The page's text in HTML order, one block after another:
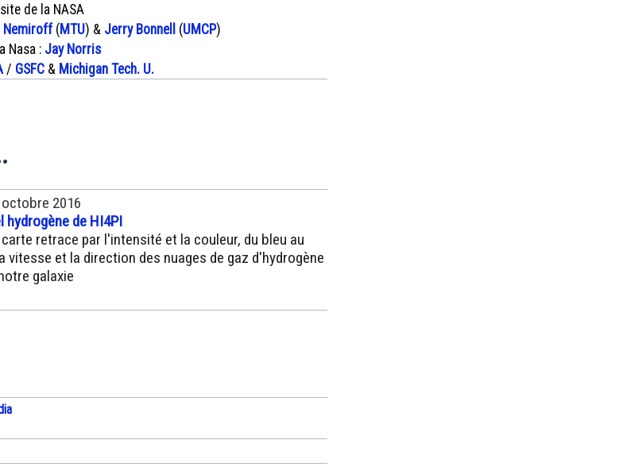
de la NASA
Nemiroff(MTU) & Jerry Bonnell (UMCP)
Nasa : Jay Norris
/ GSFC & Michigan Tech. U.
2016
hydrogène de HI4PI
retrace par l'intensité et la couleur, du bleu au
vitesse et la direction des nuages de gaz d'hydrogène
galaxie